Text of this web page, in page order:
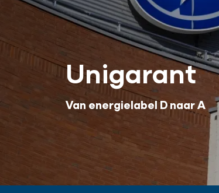
Unigarant
Van energielabel D naar A